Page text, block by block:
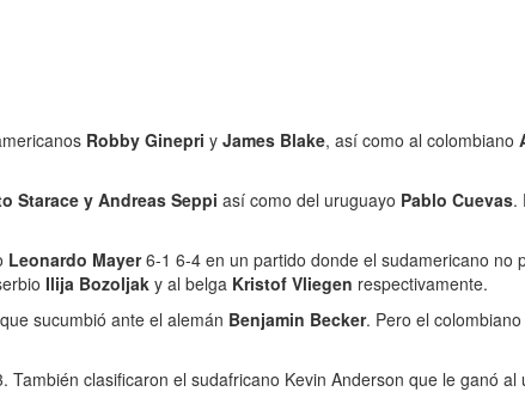
Robby Ginepri y James Blake, así como al colombiano
Starace y Andreas Seppi así como del uruguayo Pablo Cuevas.
Leonardo Mayer6-1 6-4 en un partido donde el sudamericano no
Ilija Bozoljak y al belga Kristof Vliegen respectivamente.
sucumbió ante el alemán Benjamin Becker. Pero el colombiano
También clasificaron el sudafricano Kevin Anderson que le ganó